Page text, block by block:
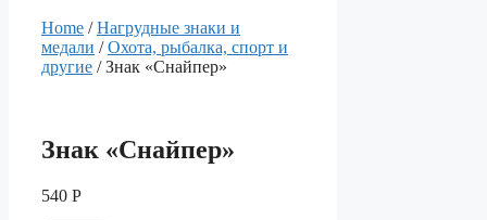
Home /Нагрудные знаки и
медали /Охота, рыбалка, спорт и
другие / Знак «Снайпер»
Знак «Снайпер»
540 Р